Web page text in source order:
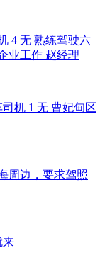
4 无 熟练驾驶六
业工作 赵经理
机 1 无 曹妃甸区
周边，要求驾照
来